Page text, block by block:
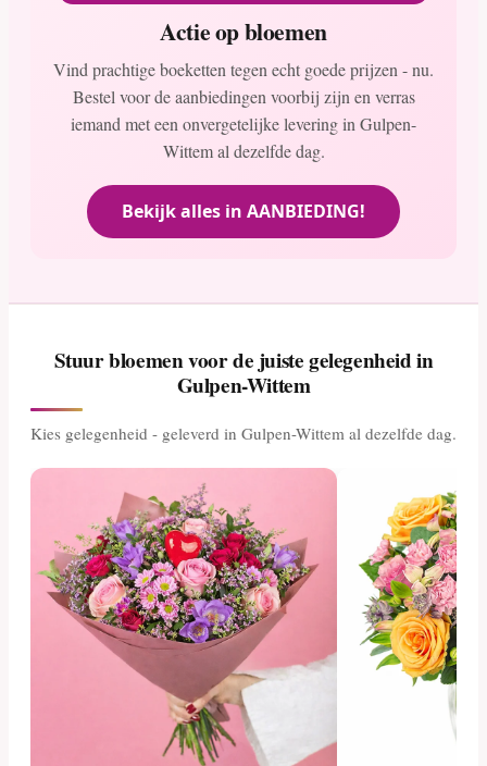
Actie op bloemen
Vind prachtige boeketten tegen echt goede prijzen - nu.
Bestel voor de aanbiedingen voorbij zijn en verras
iemand met een onvergetelijke levering in Gulpen-
Wittem al dezelfde dag.
Bekijk alles in AANBIEDING!
Stuur bloemen voor de juiste gelegenheid in
Gulpen-Wittem
Kies gelegenheid - geleverd in Gulpen-Wittem al dezelfde dag.